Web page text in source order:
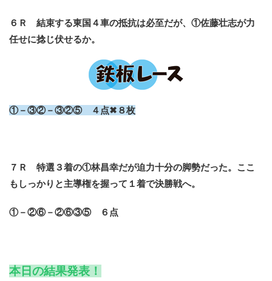
６Ｒ 結束する東国４車の抵抗は必至だが、①佐藤壮志が力
任せに捻じ伏せるか。
①－③②－③②⑤ ４点✖８枚
７Ｒ 特選３着の①林昌幸だが迫力十分の脚勢だった。ここ
もしっかりと主導権を握って１着で決勝戦へ。
①－②⑥－②⑥③⑤ ６点
本日の結果発表！